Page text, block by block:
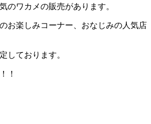
のワカメの販売があります。
お楽しみコーナー、おなじみの人気店
しております。
！